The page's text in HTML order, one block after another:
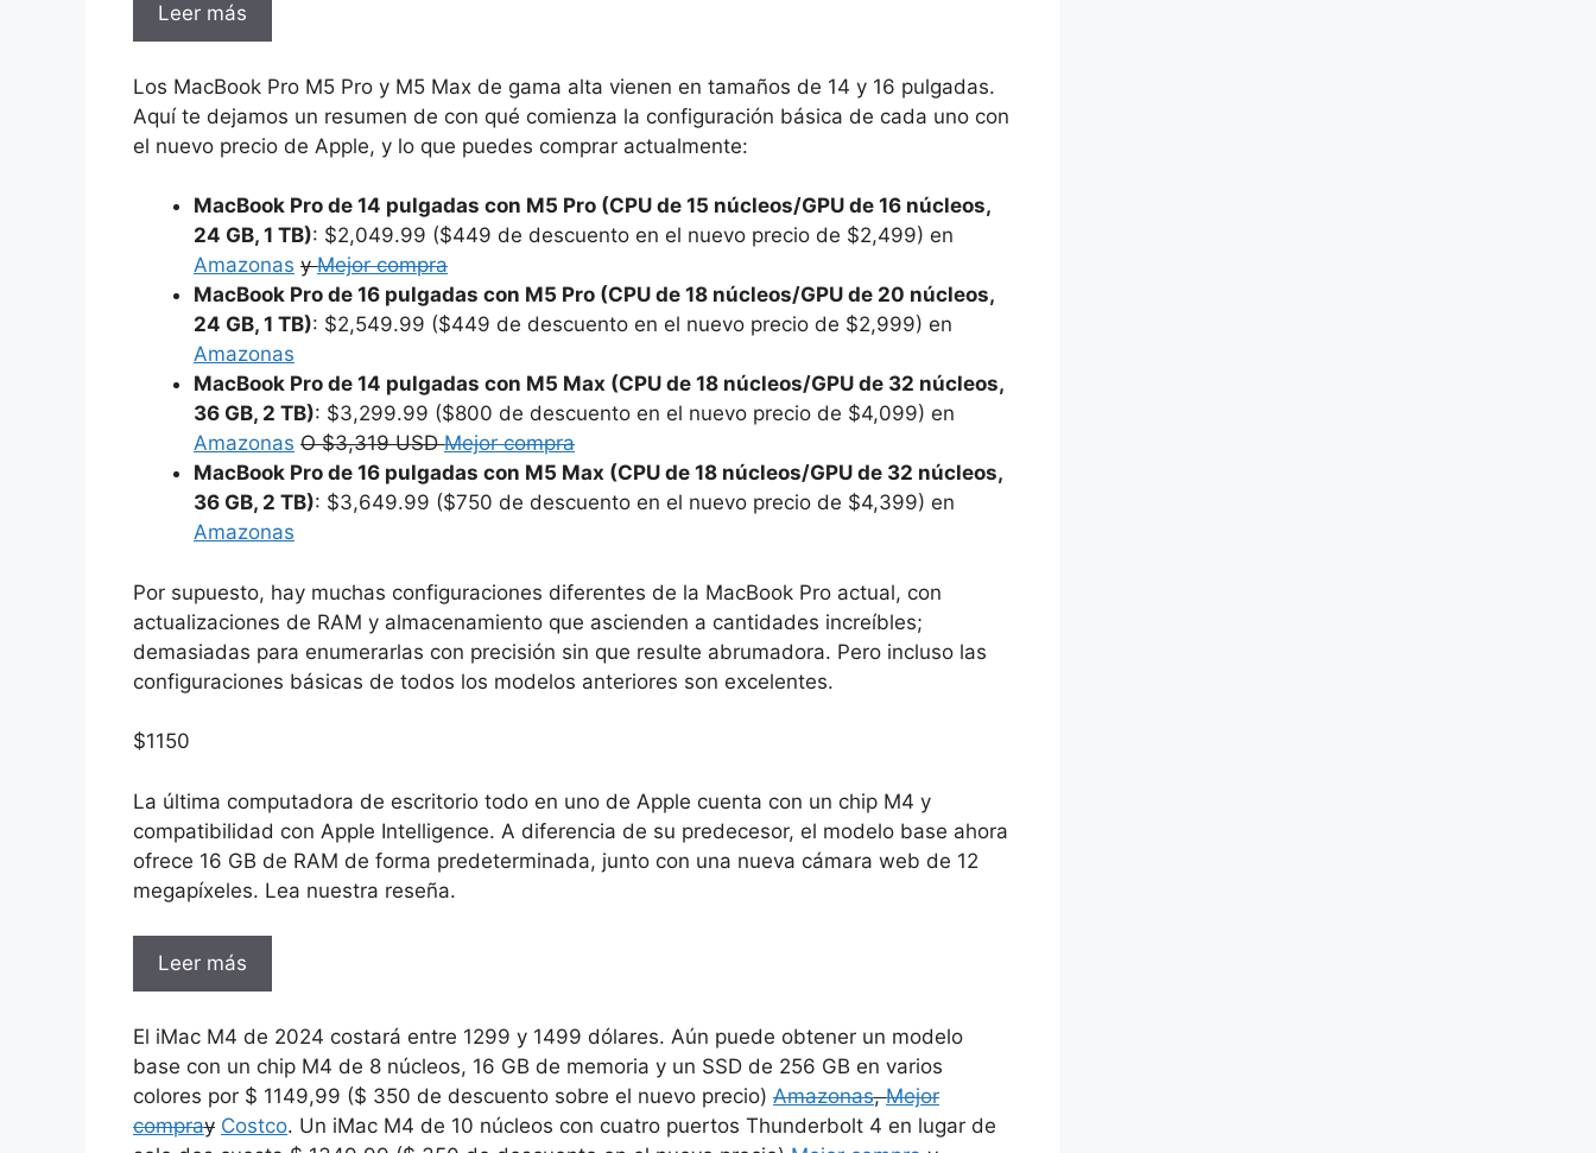
Leer más
Los MacBook Pro M5 Pro y M5 Max de gama alta vienen en tamaños de 14 y 16 pulgadas.
Aquí te dejamos un resumen de con qué comienza la configuración básica de cada uno con
el nuevo precio de Apple, y lo que puedes comprar actualmente:
MacBook Pro de 14 pulgadas con M5 Pro (CPU de 15 núcleos/GPU de 16 núcleos,
24 GB, 1 TB): $2,049.99 ($449 de descuento en el nuevo precio de $2,499) en
Amazonas yMejor compra
MacBook Pro de 16 pulgadas con M5 Pro (CPU de 18 núcleos/GPU de 20 núcleos,
24 GB, 1 TB): $2,549.99 ($449 de descuento en el nuevo precio de $2,999) en
Amazonas
MacBook Pro de 14 pulgadas con M5 Max (CPU de 18 núcleos/GPU de 32 núcleos,
36 GB, 2 TB): $3,299.99 ($800 de descuento en el nuevo precio de $4,099) en
Amazonas O $3,319 USDMejor compra
MacBook Pro de 16 pulgadas con M5 Max (CPU de 18 núcleos/GPU de 32 núcleos,
36 GB, 2 TB): $3,649.99 ($750 de descuento en el nuevo precio de $4,399) en
Amazonas
Por supuesto, hay muchas configuraciones diferentes de la MacBook Pro actual, con
actualizaciones de RAM y almacenamiento que ascienden a cantidades increíbles;
demasiadas para enumerarlas con precisión sin que resulte abrumadora. Pero incluso las
configuraciones básicas de todos los modelos anteriores son excelentes.
$1150
La última computadora de escritorio todo en uno de Apple cuenta con un chip M4 y
compatibilidad con Apple Intelligence. A diferencia de su predecesor, el modelo base ahora
ofrece 16 GB de RAM de forma predeterminada, junto con una nueva cámara web de 12
megapíxeles. Lea nuestra reseña.
Leer más
El iMac M4 de 2024 costará entre 1299 y 1499 dólares. Aún puede obtener un modelo
base con un chip M4 de 8 núcleos, 16 GB de memoria y un SSD de 256 GB en varios
colores por $ 1149,99 ($ ​​350 de descuento sobre el nuevo precio) Amazonas,Mejor
compray Costco. Un iMac M4 de 10 núcleos con cuatro puertos Thunderbolt 4 en lugar de